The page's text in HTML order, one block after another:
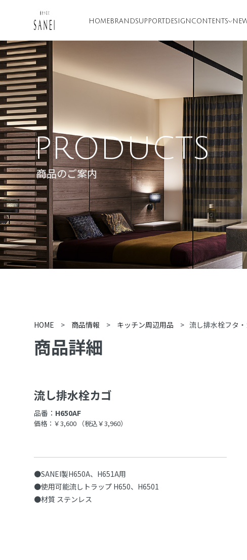
HOME BRANDSUPPORT DESIGN CONTENTS
PRODUCTS
商品のご案内
HOME > 商品情報 > キッチン周辺用品 > 流し排水栓フタ
商品詳細
流し排水栓カゴ
品番： H650AF
価格：￥3,600 （税込￥3,960）
●SANEI製H650A、H651A用
●使用可能流しトラップ H650、H6501
●材質 ステンレス